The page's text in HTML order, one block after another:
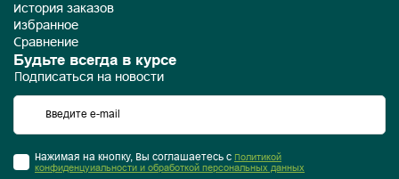
История заказов
Избранное
Сравнение
Будьте всегда в курсе
Подписаться на новости
Нажимая на кнопку, Вы соглашаетесь с Политикой
конфиденцуиальности и обработкой персональных данных